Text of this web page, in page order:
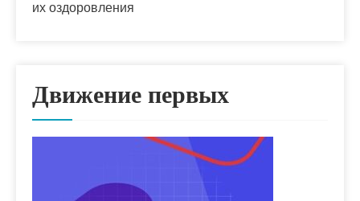
их оздоровления
Движение первых